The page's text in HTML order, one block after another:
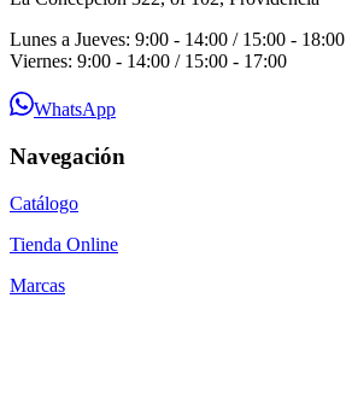
Lunes a Jueves: 9:00 - 14:00 / 15:00 - 18:00
Viernes: 9:00 - 14:00 / 15:00 - 17:00
WhatsApp
Navegación
Catálogo
Tienda Online
Marcas